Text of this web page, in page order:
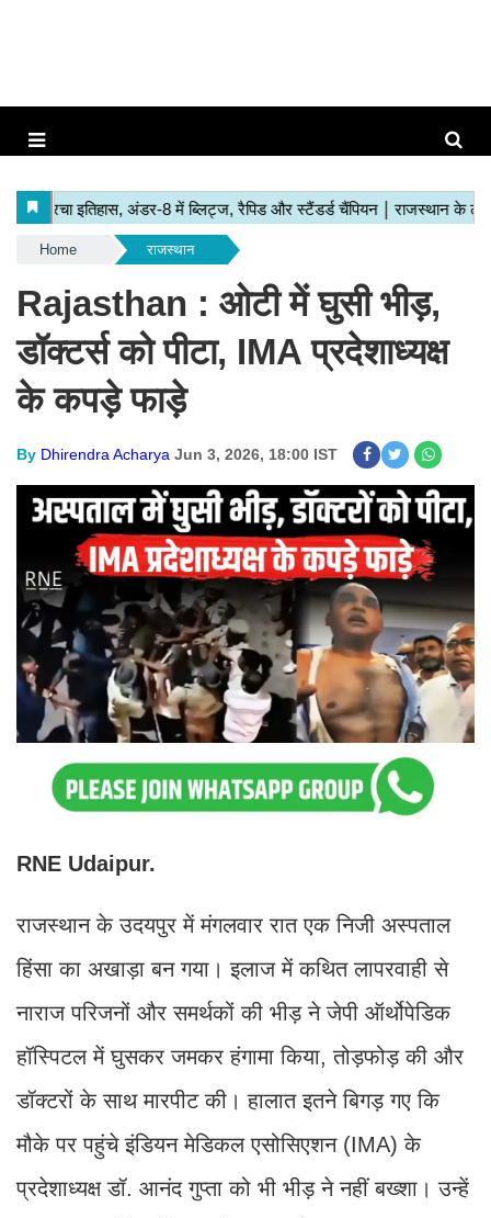
Home राजस्थान
Rajasthan : ओटी में घुसी भीड़,
डॉक्टर्स को पीटा, IMA प्रदेशाध्यक्ष
के कपड़े फाड़े
By Dhirendra Acharya Jun 3, 2026, 18:00 IST
RNE Udaipur.
राजस्थान के उदयपुर में मंगलवार रात एक निजी अस्पताल
हिंसा का अखाड़ा बन गया। इलाज में कथित लापरवाही से
नाराज परिजनों और समर्थकों की भीड़ ने जेपी ऑर्थोपेडिक
हॉस्पिटल में घुसकर जमकर हंगामा किया, तोड़फोड़ की और
डॉक्टरों के साथ मारपीट की। हालात इतने बिगड़ गए कि
मौके पर पहुंचे इंडियन मेडिकल एसोसिएशन (IMA) के
प्रदेशाध्यक्ष डॉ. आनंद गुप्ता को भी भीड़ ने नहीं बख्शा। उन्हें